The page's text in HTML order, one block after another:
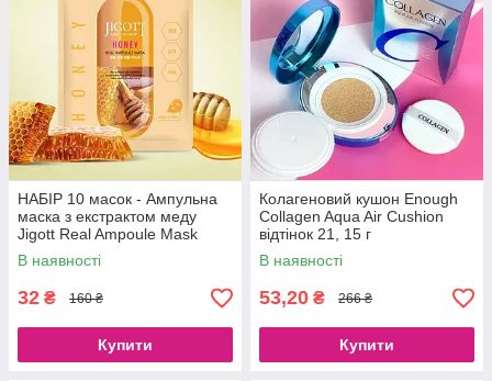
НАБІР 10 масок - Ампульна
маска з екстрактом меду
Jigott Real Ampoule Mask
Honey, 10 шт.*27 мл.
В наявності
32 ₴ 160 ₴
Купити
Колагеновий кушон Enough
Collagen Aqua Air Cushion
відтінок 21, 15 г
В наявності
53,20 ₴ 266 ₴
Купити